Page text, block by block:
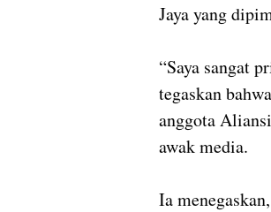
Jaya yang
“Saya sangat
tegaskan
anggota
awak media.
Ia